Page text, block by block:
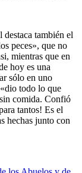
también el
peces», que no
mientras que en
hoy es una
sólo en uno
todo lo que
comida. Confió
tantos! Es el
hechas junto con